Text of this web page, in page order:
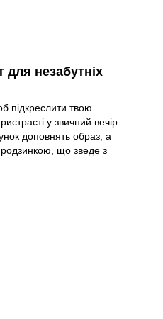
для незабутніх
підкреслити твою
у звичний вечір.
доповнять образ, а
родзинкою, що зведе з